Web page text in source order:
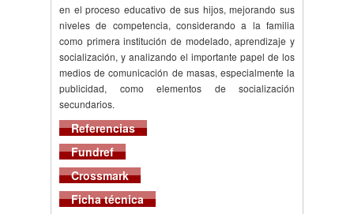
en el proceso educativo de sus hijos, mejorando sus
niveles de competencia, considerando a la familia
como primera institución de modelado, aprendizaje y
socialización, y analizando el importante papel de los
medios de comunicación de masas, especialmente la
publicidad, como elementos de socialización
secundarios.
Referencias
Fundref
Crossmark
Ficha técnica